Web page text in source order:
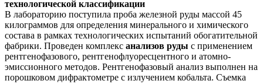
технологической классификации
В лабораторию поступила проба железной руды массой 45
килограммов для определения минерального и химического
состава в рамках технологических испытаний обогатительной
фабрики. Проведен комплекс анализов руды с применением
рентгенофазового, рентгенофлуоресцентного и атомно-
эмиссионного методов. Рентгенофазовый анализ выполнен на
порошковом дифрактометре с излучением кобальта. Съемка